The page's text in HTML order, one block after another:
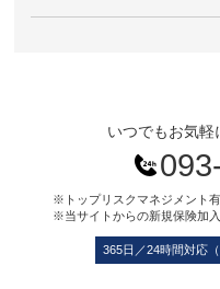
いつでもお気
※トップリスクマネジメント
※当サイトからの新規保険加
365日／24時間対応（